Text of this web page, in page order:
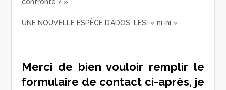
confronté ? »
UNE NOUVELLE ESPÈCE D’ADOS, LES « ni-ni »
Merci de bien vouloir remplir le
formulaire de contact ci-après, je